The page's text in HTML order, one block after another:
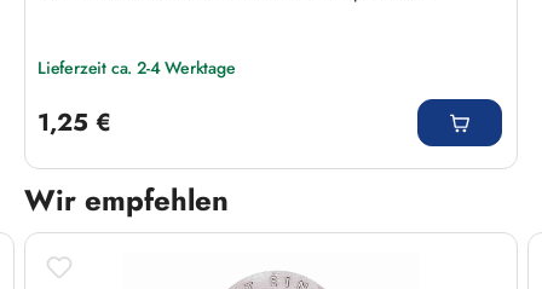
Lieferzeit ca. 2-4 Werktage
1,25 €
Wir empfehlen
Produktgalerie überspringen